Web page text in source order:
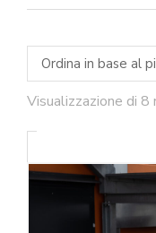
Visualizzazione di